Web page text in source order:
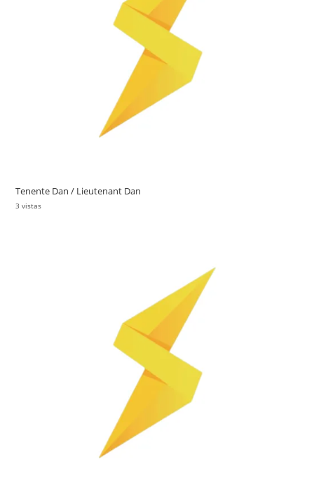
Tenente Dan / Lieutenant Dan
3 vistas